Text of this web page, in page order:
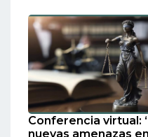
Conferencia virtual:
nuevas amenazas